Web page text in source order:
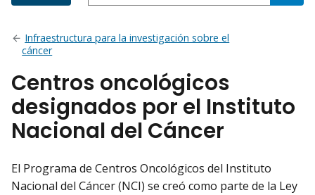
Infraestructura para la investigación sobre el
cáncer
Centros oncológicos
designados por el Instituto
Nacional del Cáncer
El Programa de Centros Oncológicos del Instituto
Nacional del Cáncer (NCI) se creó como parte de la Ley